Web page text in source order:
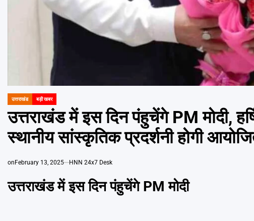
POSTED
उत्तराखंड बड़ी खबर
उत्तराखंड में इस दिन पंहुचेंगे PM मोदी,
स्थानीय सांस्कृतिक प्रदर्शनी होगी
onFebruary 13, 2025 HNN 24x7 Desk
उत्तराखंड में इस दिन पंहुचेंगे PM मोदी